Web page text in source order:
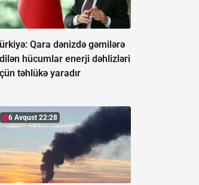
Qara dənizdə gəmilərə
hücumlar enerji dəhlizləri
təhlükə yaradır
6 Avqust 22:28